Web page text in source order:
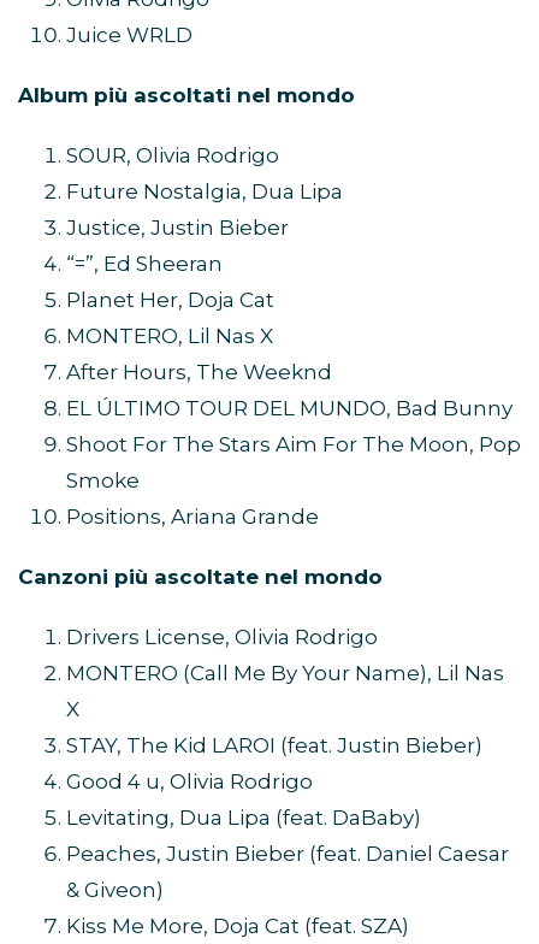
Juice WRLD
Album più ascoltati nel mondo
SOUR, Olivia Rodrigo
Future Nostalgia, Dua Lipa
Justice, Justin Bieber
“=”, Ed Sheeran
Planet Her, Doja Cat
MONTERO, Lil Nas X
After Hours, The Weeknd
EL ÚLTIMO TOUR DEL MUNDO, Bad Bunny
Shoot For The Stars Aim For The Moon, Pop
Smoke
Positions, Ariana Grande
Canzoni più ascoltate nel mondo
Drivers License, Olivia Rodrigo
MONTERO (Call Me By Your Name), Lil Nas
X
STAY, The Kid LAROI (feat. Justin Bieber)
Good 4 u, Olivia Rodrigo
Levitating, Dua Lipa (feat. DaBaby)
Peaches, Justin Bieber (feat. Daniel Caesar
& Giveon)
Kiss Me More, Doja Cat (feat. SZA)